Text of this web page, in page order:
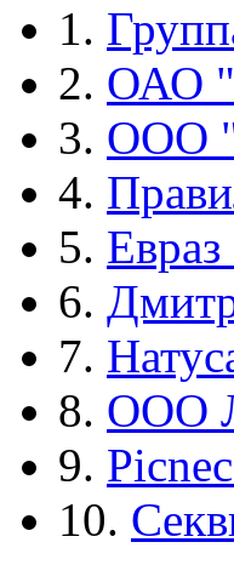
1.
2. ОАО
3. ООО
4.
5.
6.
7.
8. ООО
9.
10.